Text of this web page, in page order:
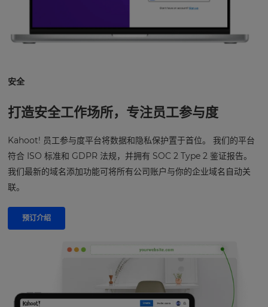
安全
打造安全工作场所，专注员工参与度
Kahoot! 员工参与度平台将数据和隐私保护置于首位。 我们的平台
符合 ISO 标准和 GDPR 法规，并拥有 SOC 2 Type 2 鉴证报告。
我们最新的域名添加功能可将所有公司账户与你的企业域名自动关
联。
预订介绍